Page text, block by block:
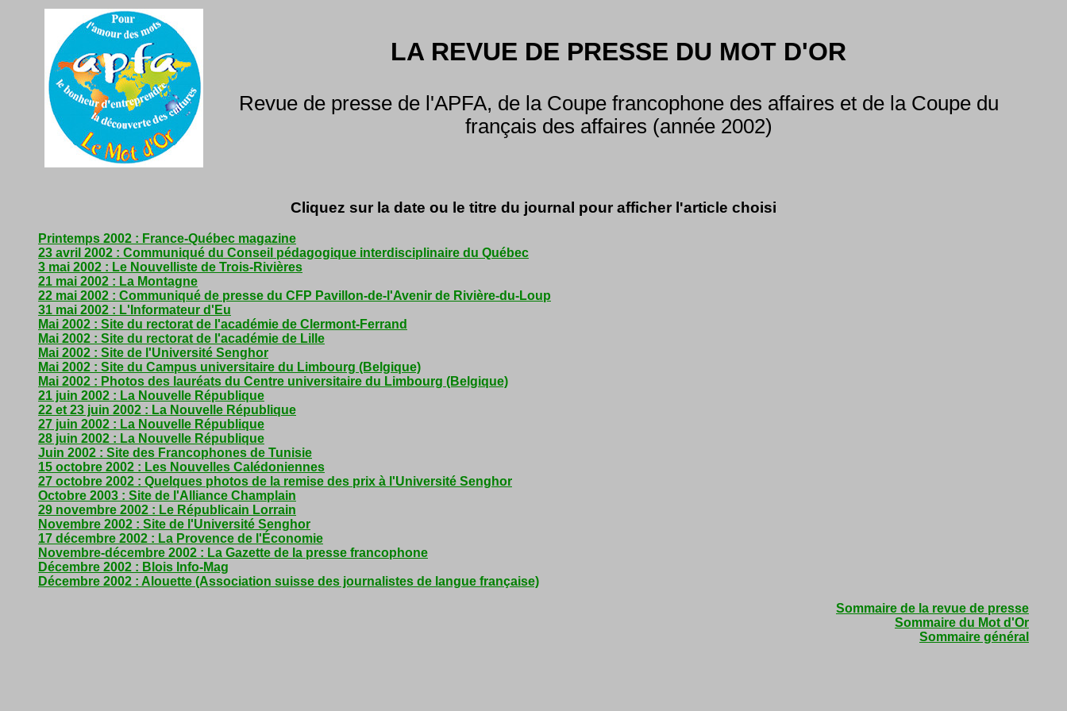
LA REVUE DE PRESSE DU MOT D'OR
Revue de presse de l'APFA, de la Coupe francophone des affaires et de la Coupe du
français des affaires (année 2002)
Cliquez sur la date ou le titre du journal pour afficher l'article choisi
Printemps 2002 : France-Québec magazine
23 avril 2002 : Communiqué du Conseil pédagogique interdisciplinaire du Québec
3 mai 2002 : Le Nouvelliste de Trois-Rivières
21 mai 2002 : La Montagne
22 mai 2002 : Communiqué de presse du CFP Pavillon-de-l'Avenir de Rivière-du-Loup
31 mai 2002 : L'Informateur d'Eu
Mai 2002 : Site du rectorat de l'académie de Clermont-Ferrand
Mai 2002 : Site du rectorat de l'académie de Lille
Mai 2002 : Site de l'Université Senghor
Mai 2002 : Site du Campus universitaire du Limbourg (Belgique)
Mai 2002 : Photos des lauréats du Centre universitaire du Limbourg (Belgique)
21 juin 2002 : La Nouvelle République
22 et 23 juin 2002 : La Nouvelle République
27 juin 2002 : La Nouvelle République
28 juin 2002 : La Nouvelle République
Juin 2002 : Site des Francophones de Tunisie
15 octobre 2002 : Les Nouvelles Calédoniennes
27 octobre 2002 : Quelques photos de la remise des prix à l'Université Senghor
Octobre 2003 : Site de l'Alliance Champlain
29 novembre 2002 : Le Républicain Lorrain
Novembre 2002 : Site de l'Université Senghor
17 décembre 2002 : La Provence de l'Économie
Novembre-décembre 2002 : La Gazette de la presse francophone
Décembre 2002 : Blois Info-Mag
Décembre 2002 : Alouette (Association suisse des journalistes de langue française)
Sommaire de la revue de presse
Sommaire du Mot d'Or
Sommaire général